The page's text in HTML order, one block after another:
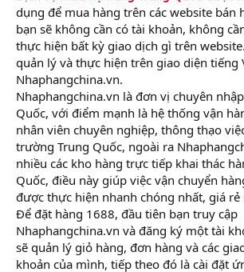
dụng để mua hàng trên các website bán
bạn sẽ không cần có tài khoản, không
thực hiện bất kỳ giao dịch gì trên
quản lý và thực hiện trên giao diện tiếng
Nhaphangchina.vn.
Nhaphangchina.vn là đơn vị chuyên
Quốc, với điểm mạnh là hệ thống vận
nhân viên chuyên nghiệp, thông thạo
trường Trung Quốc, ngoài ra
nhiều các kho hàng trực tiếp khai thác
Quốc, điều này giúp việc vận chuyển
được thực hiện nhanh chóng nhất, giá rẻ
Để đặt hàng 1688, đầu tiên bạn truy cập
Nhaphangchina.vn và đăng ký một tài
sẽ quản lý giỏ hàng, đơn hàng và các
khoản của mình, tiếp theo đó là cài đặt